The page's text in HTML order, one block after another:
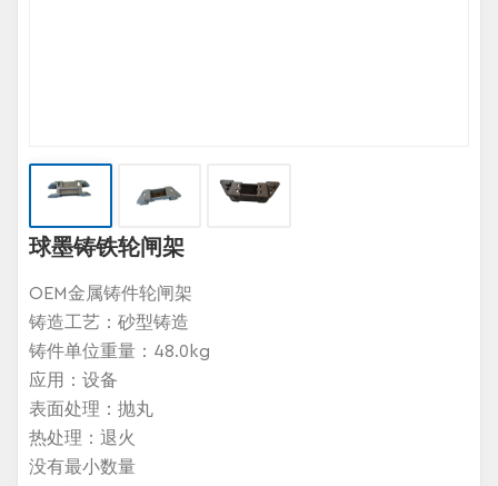
球墨铸铁轮闸架
OEM金属铸件轮闸架
铸造工艺：砂型铸造
铸件单位重量：48.0kg
应用：设备
表面处理：抛丸
热处理：退火
没有最小数量